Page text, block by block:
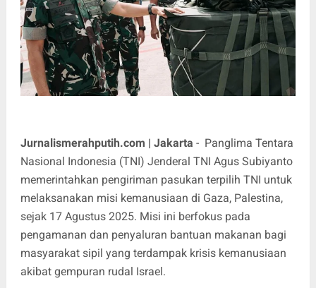
Jurnalismerahputih.com | Jakarta - Panglima Tentara
Nasional Indonesia (TNI) Jenderal TNI Agus Subiyanto
memerintahkan pengiriman pasukan terpilih TNI untuk
melaksanakan misi kemanusiaan di Gaza, Palestina,
sejak 17 Agustus 2025. Misi ini berfokus pada
pengamanan dan penyaluran bantuan makanan bagi
masyarakat sipil yang terdampak krisis kemanusiaan
akibat gempuran rudal Israel.